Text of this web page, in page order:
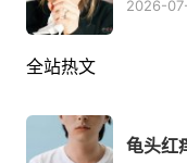
2026-
全站热文
龟头红